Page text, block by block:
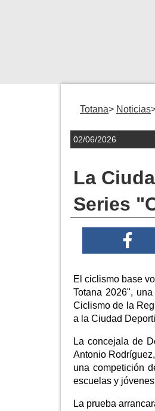
Totana Noticias
02/06/2026
La
Series
El ciclismo base
Totana 2026",
Ciclismo de la
a la Ciudad
La concejala de
Antonio
una competición
escuelas y
La prueba